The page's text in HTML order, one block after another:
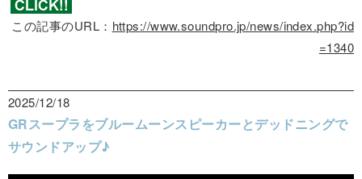
この記事のURL： https://www.soundpro.jp/news/index.php?id
=1340
2025/12/18
GRスープラをブルームーンスピーカーとデッドニングで
サウンドアップ♪